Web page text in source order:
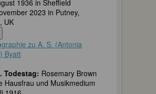
1936 in Sheffield
2023 in Putney,
UK
graphie zu A. S. (Antonia
Byatt
Todestag: Rosemary Brown
Hausfrau und Musikmedium